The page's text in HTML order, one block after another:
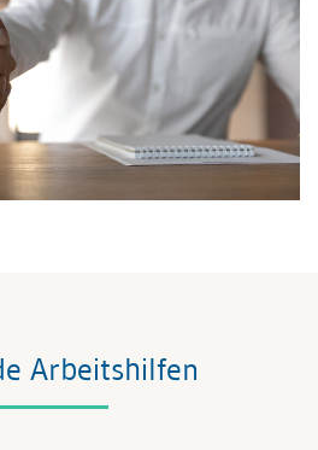
Arbeitshilfen